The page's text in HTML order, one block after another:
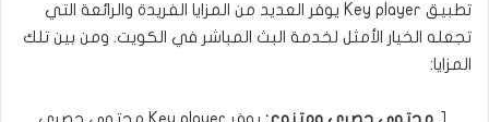
تطبيق Key player يوفر العديد من المزايا الفريدة والرائعة التي
تجعله الخيار الأمثل لخدمة البث المباشر في الكويت. ومن بين تلك
المزايا:
محتوى حصري ومتنوع:
يوفر Key player محتوى حصري